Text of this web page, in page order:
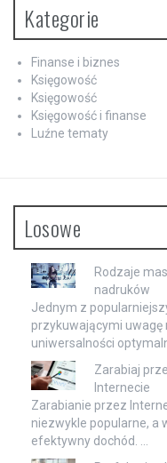
Kategorie
Finanse i biznes
Księgowość
Księgowość
Księgowość i finanse
Luźne tematy
Losowe
Rodzaje
nadruków
Jednym z
przykuwającymi uwagę
uniwersalności
Zarabiaj
Internecie
Zarabianie przez
niezwykle popularne, a
efektywny dochód. …